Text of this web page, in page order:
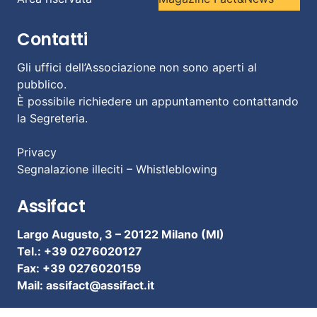
Contatti
Gli uffici dell’Associazione non sono aperti al
pubblico.
È possibile richiedere un appuntamento contattando
la Segreteria.
Privacy
Segnalazione illeciti – Whistleblowing
Assifact
Largo Augusto, 3 – 20122 Milano (MI)
Tel.: +39 0276020127
Fax: +39 0276020159
Mail: assifact@assifact.it